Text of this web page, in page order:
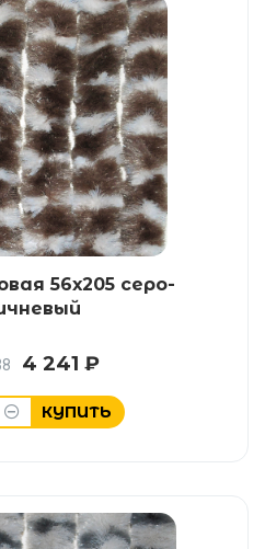
56х205 серо-
4 241 ₽
КУПИТЬ